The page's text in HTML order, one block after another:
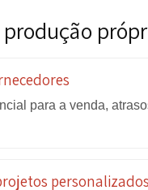
avançar da
service e delivery
internalizar